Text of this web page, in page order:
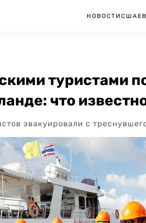
НОВОСТИ США
туристами
что
эвакуировали с